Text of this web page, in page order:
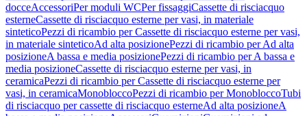
docceAccessoriPer moduli WCPer fissaggiCassette di risciacquo
esterneCassette di risciacquo esterne per vasi, in materiale
sinteticoPezzi di ricambio per Cassette di risciacquo esterne per vasi,
in materiale sinteticoAd alta posizionePezzi di ricambio per Ad alta
posizioneA bassa e media posizionePezzi di ricambio per A bassa e
media posizioneCassette di risciacquo esterne per vasi, in
ceramicaPezzi di ricambio per Cassette di risciacquo esterne per
vasi, in ceramicaMonobloccoPezzi di ricambio per MonobloccoTubi
di risciacquo per cassette di risciacquo esterneAd alta posizioneA